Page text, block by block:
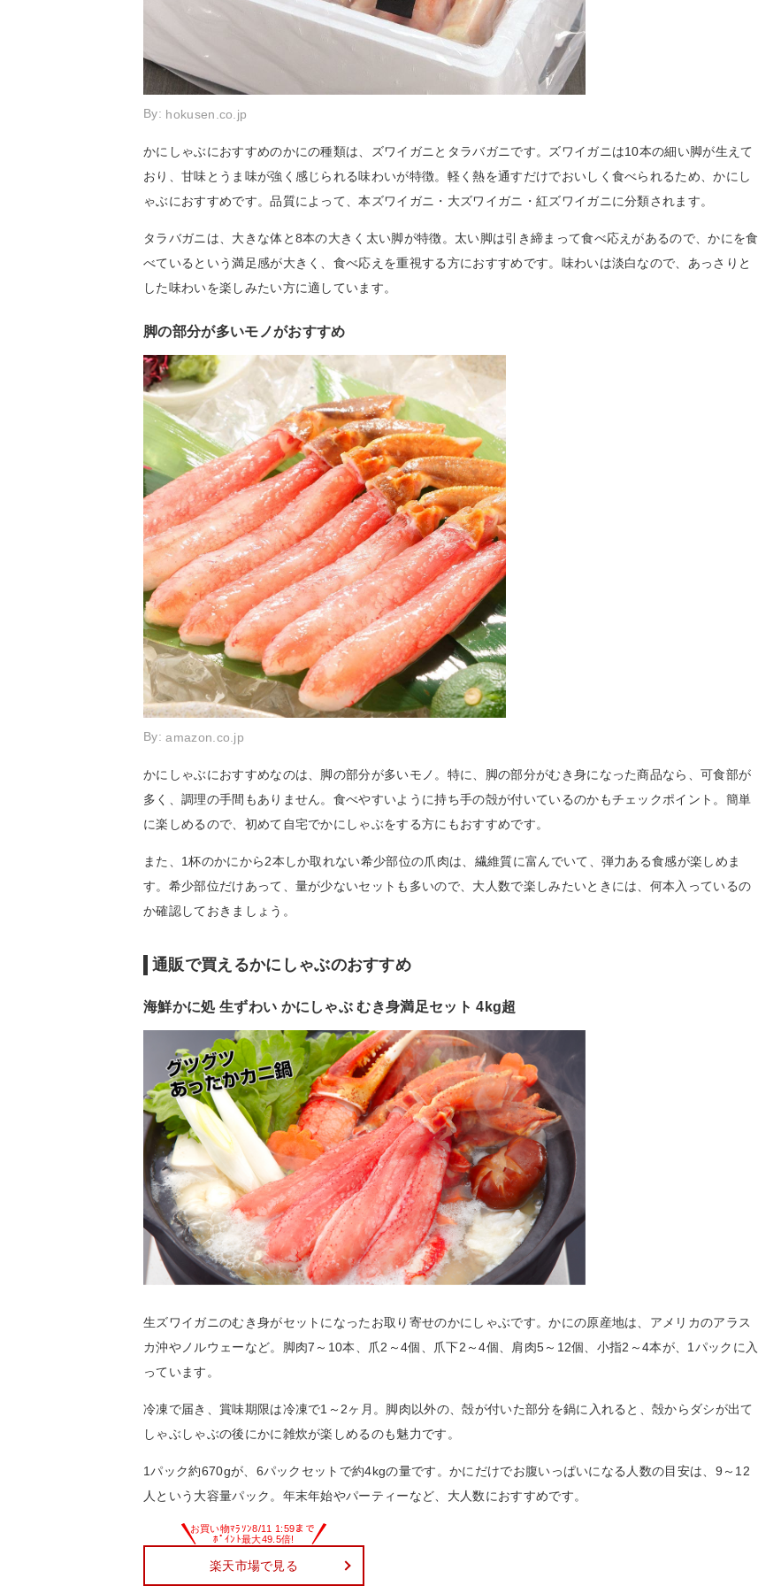
By: hokusen.co.jp
かにしゃぶにおすすめのかにの種類は、ズワイガニとタラバガニです。ズワイガニは10本の細い脚が生えて
おり、甘味とうま味が強く感じられる味わいが特徴。軽く熱を通すだけでおいしく食べられるため、かにし
ゃぶにおすすめです。品質によって、本ズワイガニ・大ズワイガニ・紅ズワイガニに分類されます。
タラバガニは、大きな体と8本の大きく太い脚が特徴。太い脚は引き締まって食べ応えがあるので、かにを食
べているという満足感が大きく、食べ応えを重視する方におすすめです。味わいは淡白なので、あっさりと
した味わいを楽しみたい方に適しています。
脚の部分が多いモノがおすすめ
By:amazon.co.jp
かにしゃぶにおすすめなのは、脚の部分が多いモノ。特に、脚の部分がむき身になった商品なら、可食部が
多く、調理の手間もありません。食べやすいように持ち手の殻が付いているのかもチェックポイント。簡単
に楽しめるので、初めて自宅でかにしゃぶをする方にもおすすめです。
また、1杯のかにから2本しか取れない希少部位の爪肉は、繊維質に富んでいて、弾力ある食感が楽しめま
す。希少部位だけあって、量が少ないセットも多いので、大人数で楽しみたいときには、何本入っているの
か確認しておきましょう。
通販で買えるかにしゃぶのおすすめ
海鮮かに処 生ずわい かにしゃぶ むき身満足セット 4kg超
生ズワイガニのむき身がセットになったお取り寄せのかにしゃぶです。かにの原産地は、アメリカのアラス
カ沖やノルウェーなど。脚肉7～10本、爪2～4個、爪下2～4個、肩肉5～12個、小指2～4本が、1パックに入
っています。
冷凍で届き、賞味期限は冷凍で1～2ヶ月。脚肉以外の、殻が付いた部分を鍋に入れると、殻からダシが出て
しゃぶしゃぶの後にかに雑炊が楽しめるのも魅力です。
1パック約670gが、6パックセットで約4kgの量です。かにだけでお腹いっぱいになる人数の目安は、9～12
人という大容量パック。年末年始やパーティーなど、大人数におすすめです。
楽天市場で見る